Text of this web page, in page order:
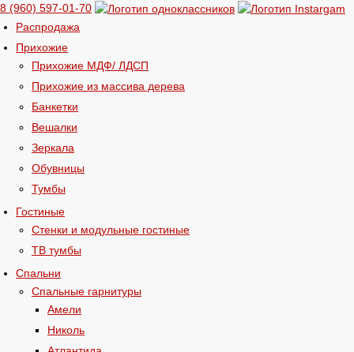
8 (960) 597-01-70
Распродажа
Прихожие
Прихожие МДФ/ ЛДСП
Прихожие из массива дерева
Банкетки
Вешалки
Зеркала
Обувницы
Тумбы
Гостиные
Стенки и модульные гостиные
ТВ тумбы
Спальни
Спальные гарнитуры
Амели
Николь